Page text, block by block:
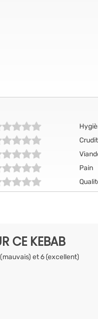
Pain
CE KEBAB
et 6 (excellent)